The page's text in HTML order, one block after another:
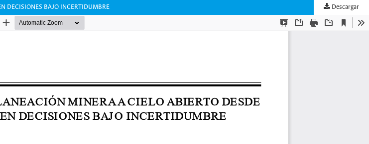
DECISIONES BAJO INCERTIDUMBRE Descargar